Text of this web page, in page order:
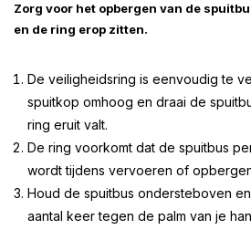
Zorg voor het opbergen van de
en de ring erop zitten.
De veiligheidsring is eenvoudig te
spuitkop omhoog en draai de
ring eruit valt.
De ring voorkomt dat de spuitbus
wordt tijdens vervoeren of
Houd de spuitbus ondersteboven
aantal keer tegen de palm van je